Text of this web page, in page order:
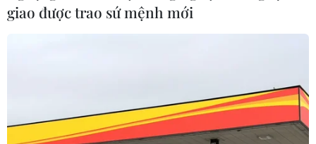
Tàu khách liên vận quốc tế đi Trung Quốc sẽ chính thức
giao được trao sứ mệnh mới